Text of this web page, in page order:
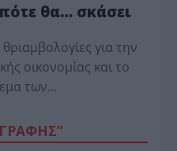
θα… σκάσει
για την
οικονομίας και το
των…